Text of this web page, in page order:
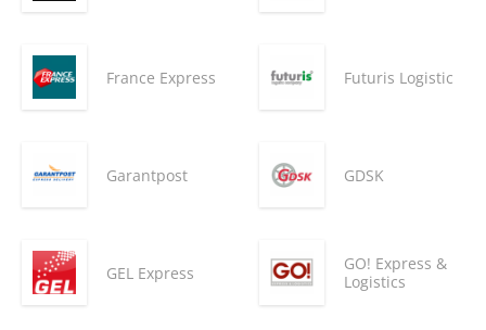
France Express Futuris Logistic
Garantpost GDSK
GEL Express
GO! Express &
Logistics